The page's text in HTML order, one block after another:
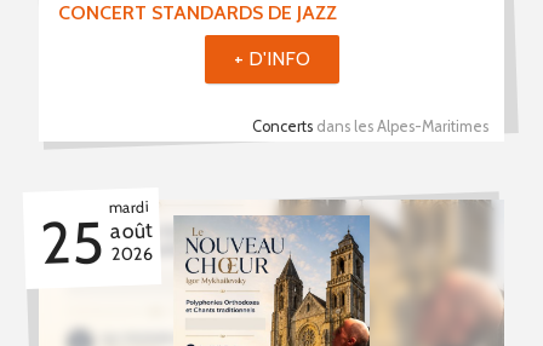
CONCERT STANDARDS DE JAZZ
Concerts dans les Alpes-Maritimes
+ D'INFO
mardi
25 août
2026